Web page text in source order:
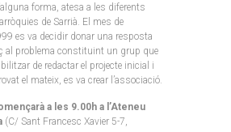
forma, atesa a les diferents
de Sarrià. El mes de
es va decidir donar una resposta
al problema constituint un grup que
de redactar el projecte inicial i
el mateix, es va crear l’associació.
a les 9.00h a l’Ateneu
(C/ Sant Francesc Xavier 5-7,